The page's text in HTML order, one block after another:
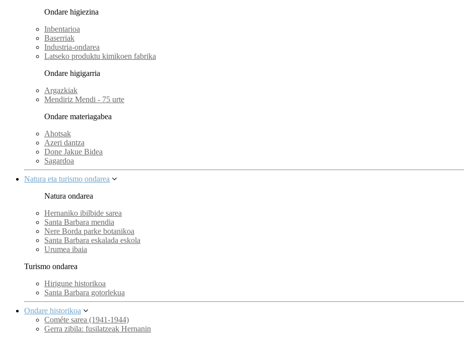
Ondare higiezina
Inbentarioa
Baserriak
Industria-ondarea
Latseko produktu kimikoen fabrika
Ondare higigarria
Argazkiak
Mendiriz Mendi - 75 urte
Ondare materiagabea
Ahotsak
Azeri dantza
Done Jakue Bidea
Sagardoa
Natura eta turismo ondarea
Natura ondarea
Hernaniko ibilbide sarea
Santa Barbara mendia
Nere Borda parke botanikoa
Santa Barbara eskalada eskola
Urumea ibaia
Turismo ondarea
Hirigune historikoa
Santa Barbara gotorlekua
Ondare historikoa
Cométe sarea (1941-1944)
Gerra zibila: fusilatzeak Hernanin